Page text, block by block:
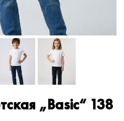
„Basic“ 138